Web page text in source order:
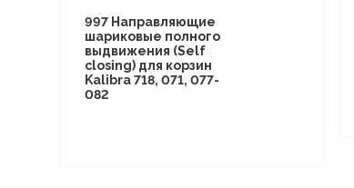
997 Направляющие
шариковые полного
выдвижения (Self
closing) для корзин
Kalibra 718, 071, 077-
082